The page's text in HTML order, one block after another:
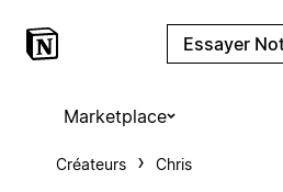
Essayer
Marketplace
Créateurs Chris